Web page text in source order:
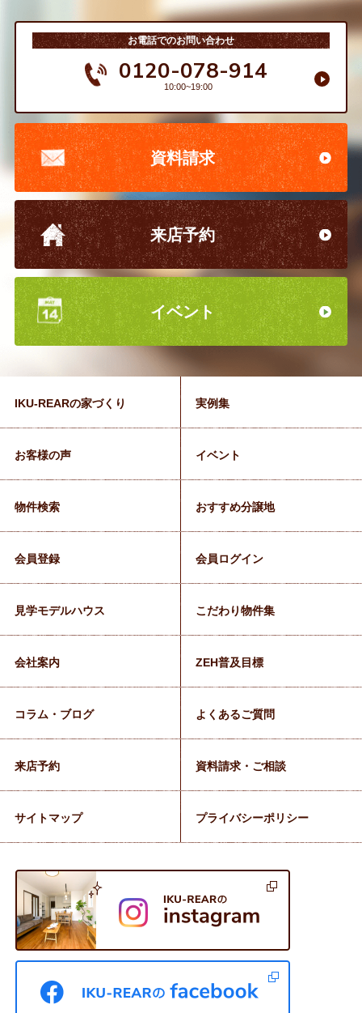
お電話でのお問い合わせ
0120-078-914
10:00~19:00
資料請求
来店予約
イベント
IKU-REARの家づくり 実例集
お客様の声 イベント
物件検索 おすすめ分譲地
会員登録 会員ログイン
見学モデルハウス こだわり物件集
会社案内 ZEH普及目標
コラム・ブログ よくあるご質問
来店予約 資料請求・ご相談
サイトマップ プライバシーポリシー